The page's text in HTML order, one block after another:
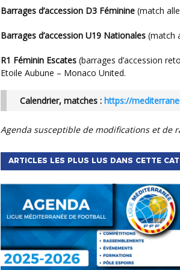
Barrages d’accession D3 Féminine (match
Barrages d’accession U19 Nationales (match
R1 Féminin Escates (barrages d’accession
Etoile Aubune – Monaco United.
Calendrier, matches : https://
Agenda susceptible de modifications et de
ARTICLES LES PLUS LUS DANS CETTE